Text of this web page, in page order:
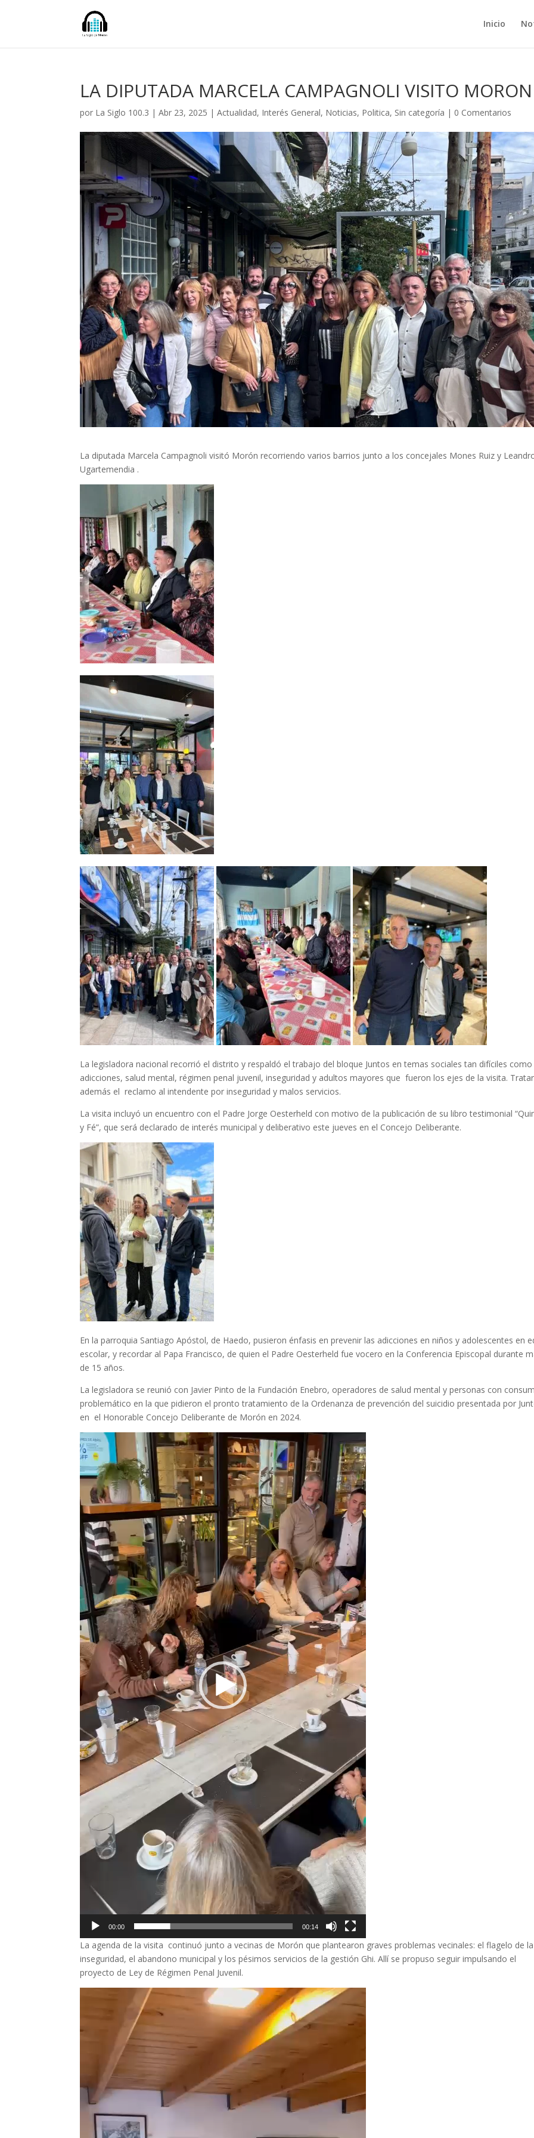
Inicio
LA DIPUTADA MARCELA CAMPAGNOLI VISITO MORON
por La Siglo 100.3 |Abr 23, 2025 |Actualidad, Interés General, Noticias, Politica, Sin categoría | 0 Comentarios
La diputada Marcela Campagnoli visitó Morón recorriendo varios barrios junto a los concejales Mones Ruiz y
Ugartemendia .
La legisladora nacional recorrió el distrito y respaldó el trabajo del bloque Juntos en temas sociales tan difíciles
adicciones, salud mental, régimen penal juvenil, inseguridad y adultos mayores que fueron los ejes de la visita.
además el reclamo al intendente por inseguridad y malos servicios.
La visita incluyó un encuentro con el Padre Jorge Oesterheld con motivo de la publicación de su libro testimonial
y Fé”, que será declarado de interés municipal y deliberativo este jueves en el Concejo Deliberante.
En la parroquia Santiago Apóstol, de Haedo, pusieron énfasis en prevenir las adicciones en niños y adolescentes en
escolar, y recordar al Papa Francisco, de quien el Padre Oesterheld fue vocero en la Conferencia Episcopal durante
de 15 años.
La legisladora se reunió con Javier Pinto de la Fundación Enebro, operadores de salud mental y personas con
problemático en la que pidieron el pronto tratamiento de la Ordenanza de prevención del suicidio presentada por
en el Honorable Concejo Deliberante de Morón en 2024.
Reproductor
de
vídeo
00:00 00:14
La agenda de la visita continuó junto a vecinas de Morón que plantearon graves problemas vecinales: el flagelo de la
inseguridad, el abandono municipal y los pésimos servicios de la gestión Ghi. Allí se propuso seguir impulsando el
proyecto de Ley de Régimen Penal Juvenil.